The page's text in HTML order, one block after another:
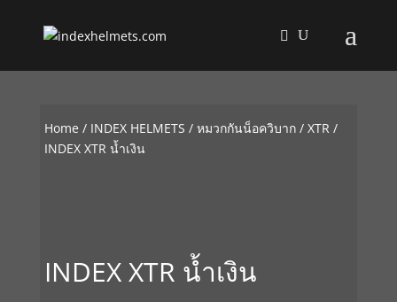
Home / INDEX HELMETS / หมวกกันน็อควิบาก/ XTR /
INDEX XTR น้ำเงิน
INDEX XTR น้ำเงิน